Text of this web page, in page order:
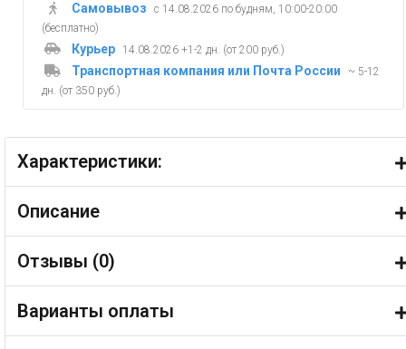
Самовывоз
с 14.08.2026 по будням, 10:00-20:00
(бесплатно)
Курьер 14.08.2026 +1-2 дн. (от 200 руб.)
Транспортная компания или Почта России
~ 5-12
дн. (от 350 руб.)
Характеристики:
Описание
Отзывы (0)
Варианты оплаты